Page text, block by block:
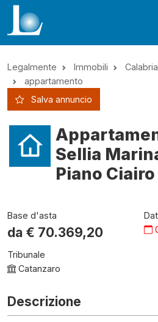
Legalmente Immobili Calabria
appartamento
Salva annuncio
Sellia
Piano Ciairo
Base d'asta
da € 70.369,20
Tribunale
Catanzaro
Descrizione